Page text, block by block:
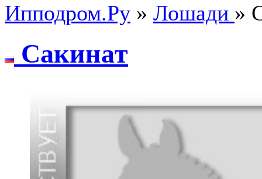
Ипподром.Ру » Лошади »
Сaкинaт